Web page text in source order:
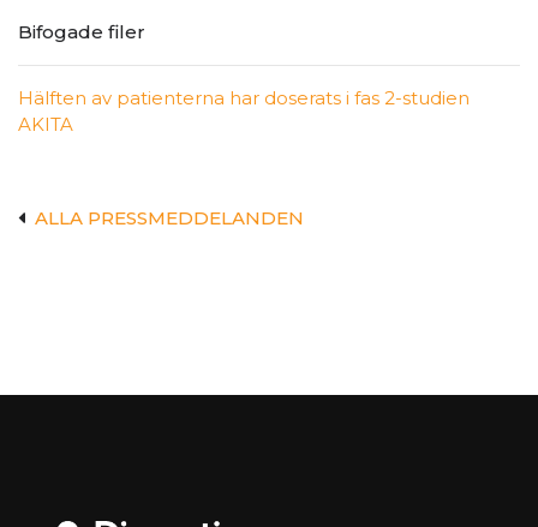
Bifogade filer
Hälften av patienterna har doserats i fas 2-studien
AKITA
ALLA PRESSMEDDELANDEN